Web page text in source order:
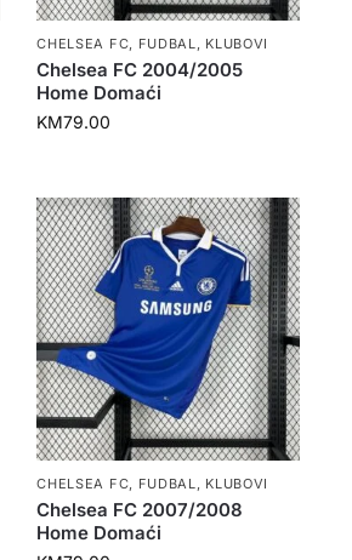
CHELSEA FC, FUDBAL, KLUBOVI
Chelsea FC 2004/2005
Home Domaći
KM79.00
CHELSEA FC, FUDBAL, KLUBOVI
Chelsea FC 2007/2008
Home Domaći